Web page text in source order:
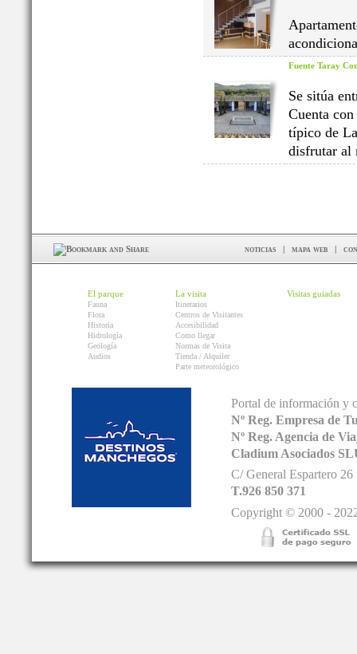
Fuente Taray
Se sitúa
Cuenta con
típico de
disfrutar al
noticias | mapa web |
El parque
Fauna
Flora
Historia
Hidrología
Geología
Audios
La visita
Itinerarios
Centros de Visitantes
Accesibilidad
Como llegar
Normas de Visita
Tienda / Alquiler
Parte meteorológico
Visitas guiadas
Portal de información y
Nº Reg. Empresa de
Nº Reg. Agencia de
Cladium Asociados
C/ General Espartero
T.926 850 371
Copyright © 2000 -